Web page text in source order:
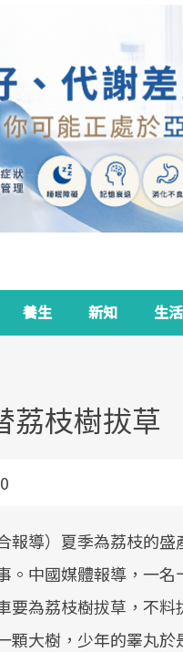
養生 新知 生活
荔枝樹拔
報導）夏季為荔枝的
。中國媒體報導，一
要為荔枝樹拔草，不
顆大樹，少年的睪丸